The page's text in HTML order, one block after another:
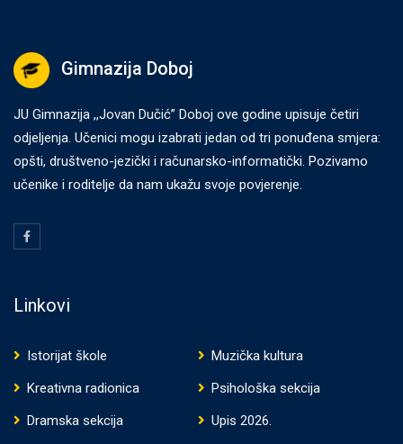
Gimnazija Doboj
JU Gimnazija ,,Jovan Dučić” Doboj ove godine upisuje četiri
odjeljenja. Učenici mogu izabrati jedan od tri ponuđena smjera:
opšti, društveno-jezički i računarsko-informatički. Pozivamo
učenike i roditelje da nam ukažu svoje povjerenje.
Linkovi
Istorijat škole
Muzička kultura
Kreativna radionica
Psihološka sekcija
Dramska sekcija
Upis 2026.